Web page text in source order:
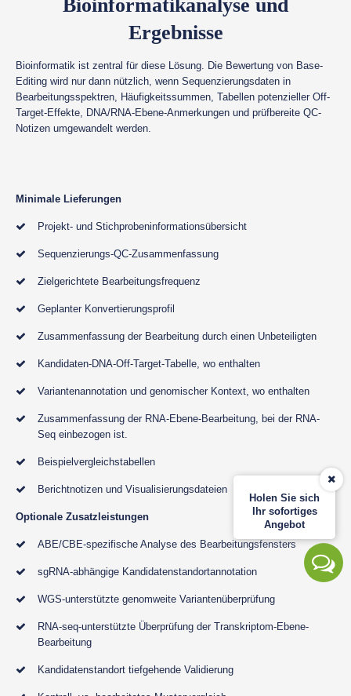
Holen Sie sich
Ihr sofortiges
Angebot
Bioinformatikanalyse und
Ergebnisse
Bioinformatik ist zentral für diese Lösung. Die Bewertung von Base-
Editing wird nur dann nützlich, wenn Sequenzierungsdaten in
Bearbeitungsspektren, Häufigkeitssummen, Tabellen potenzieller Off-
Target-Effekte, DNA/RNA-Ebene-Anmerkungen und prüfbereite QC-
Notizen umgewandelt werden.
Minimale Lieferungen
Projekt- und Stichprobeninformationsübersicht
Sequenzierungs-QC-Zusammenfassung
Zielgerichtete Bearbeitungsfrequenz
Geplanter Konvertierungsprofil
Zusammenfassung der Bearbeitung durch einen Unbeteiligten
Kandidaten-DNA-Off-Target-Tabelle, wo enthalten
Variantenannotation und genomischer Kontext, wo enthalten
Zusammenfassung der RNA-Ebene-Bearbeitung, bei der RNA-
Seq einbezogen ist.
Beispielvergleichstabellen
Berichtnotizen und Visualisierungsdateien
Optionale Zusatzleistungen
ABE/CBE-spezifische Analyse des Bearbeitungsfensters
sgRNA-abhängige Kandidatenstandortannotation
WGS-unterstützte genomweite Variantenüberprüfung
RNA-seq-unterstützte Überprüfung der Transkriptom-Ebene-
Bearbeitung
Kandidatenstandort tiefgehende Validierung